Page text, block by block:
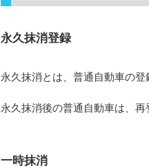
永久抹消登録
永久抹消とは、普通自動車の
永久抹消後の普通自動車は、再
一時抹消